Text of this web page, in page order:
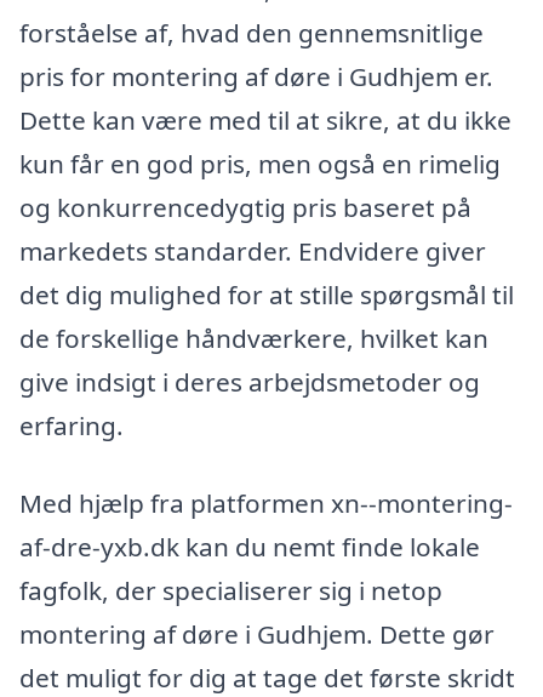
forståelse af, hvad den gennemsnitlige
pris for montering af døre i Gudhjem er.
Dette kan være med til at sikre, at du ikke
kun får en god pris, men også en rimelig
og konkurrencedygtig pris baseret på
markedets standarder. Endvidere giver
det dig mulighed for at stille spørgsmål til
de forskellige håndværkere, hvilket kan
give indsigt i deres arbejdsmetoder og
erfaring.
Med hjælp fra platformen xn--montering-
af-dre-yxb.dk kan du nemt finde lokale
fagfolk, der specialiserer sig i netop
montering af døre i Gudhjem. Dette gør
det muligt for dig at tage det første skridt